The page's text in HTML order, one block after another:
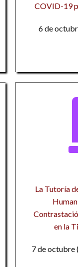
COVID-19
6 de
La Tutoría
en la
7 de octubre